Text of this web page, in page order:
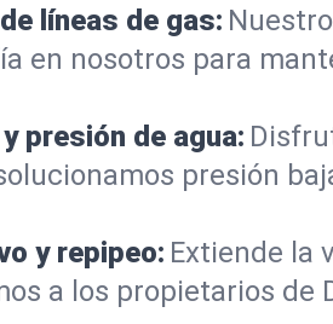
líneas de gas:
en nosotros para
presión de agua:
presión
y repipeo: Extiende la
a los propietarios